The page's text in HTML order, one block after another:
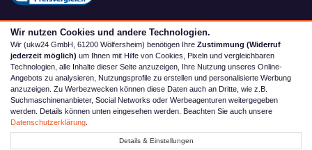
Alle Preise inkl. MwSt. zzgl. Versand | *) Unverbindliche
Wir nutzen Cookies und andere Technologien.
Wir (ukw24 GmbH, 61200 Wölfersheim) benötigen Ihre Zustimmung (Widerruf
jederzeit möglich) um Ihnen mit Hilfe von Cookies, Pixeln und vergleichbaren
Technologien, alle Inhalte dieser Seite anzuzeigen, Ihre Nutzung unseres Online-
Angebots zu analysieren, Nutzungsprofile zu erstellen und personalisierte Werbung
anzuzeigen. Zu Werbezwecken können diese Daten auch an Dritte, wie z.B.
Suchmaschinenanbieter, Social Networks oder Werbeagenturen weitergegeben
werden. Details können unten eingesehen werden. Beachten Sie auch unsere
Datenschutzerklärung
Details & Einstellungen